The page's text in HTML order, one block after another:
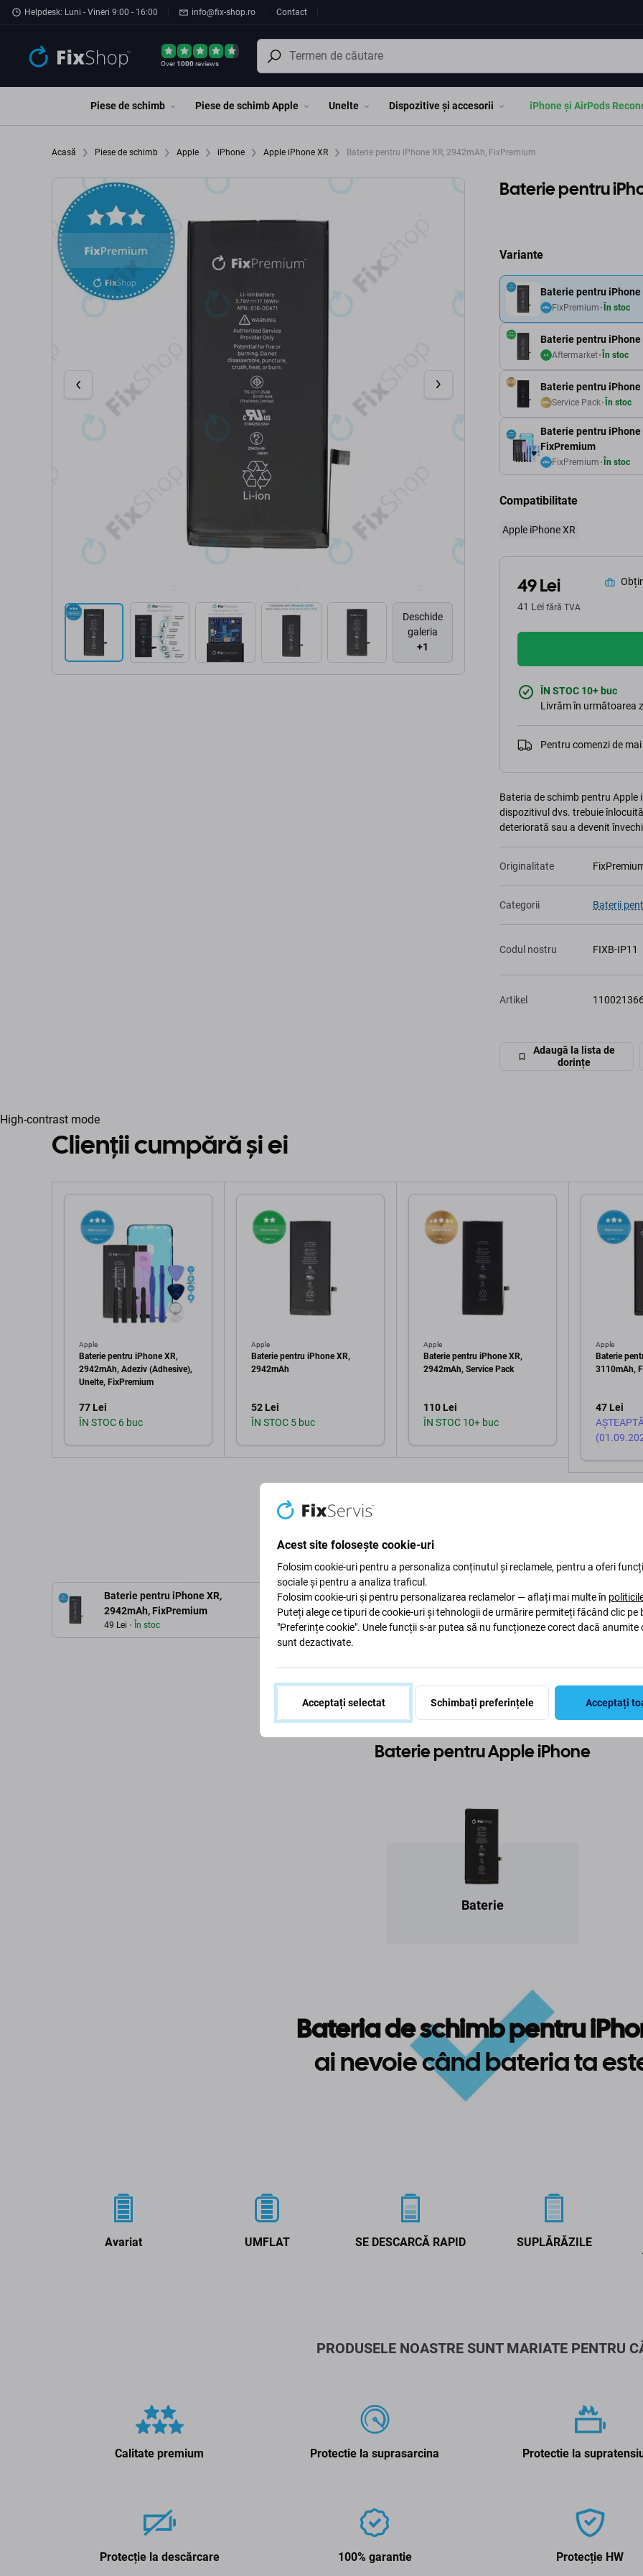
Preskočiť na hlavný obsah
Helpdesk: Luni - Vineri 9:00 - 16:00 info@fix-shop.ro Contact
Over1000reviews
Piese de schimb Piese de schimb Apple Unelte Dispozitive și accesorii iPhone și AirPods
Acasă Piese de schimb Apple iPhone Apple iPhone XR Baterie pentru iPhone XR, 2942mAh, FixPremium
Deschide
galeria
+1
Baterie pentru
Variante
Baterie pentru iPhone
Aftermarket În stoc
Baterie pentru iPhone
FixPremium În stoc
Baterie pentru iPhone
Service Pack În stoc
Baterie pentru iPhone
FixPremium
FixPremium În stoc
Compatibilitate
Apple iPhone XR
49 Lei
41 Lei fără TVA
ÎN STOC 10+ buc
Livrăm în următoarea
Pentru comenzi de
Bateria de schimb pentru Apple
dispozitivul dvs. trebuie
deteriorată sau a devenit
Originalitate
Categorii Baterii
Codul nostru FIXB-IP11
Artikel
Adaugă la lista de
dorințe
High-contrast mode
Clienții cumpără și ei
Apple
Baterie pentru iPhone XR,
2942mAh, Adeziv (Adhesive),
Unelte, FixPremium
77 Lei
ÎN STOC 6 buc
Apple
Baterie pentru iPhone XR,
2942mAh
52 Lei
ÎN STOC 5 buc
Apple
Baterie pentru iPhone XR,
2942mAh, Service Pack
110 Lei
ÎN STOC 10+ buc
Apple
Baterie
3110mAh,
47 Lei
Baterie pentru iPhone XR,
2942mAh, FixPremium
49 Lei În stoc
Descriere și specificații Calitate Livrare și retururi
Baterie pentru Apple iPhone
Baterie
Bateria de schimb pentru
ai nevoie când bateria ta
Avariat UMFLAT SE DESCARCĂ RAPID SUPLĂRĂZILE
PRODUSELE NOASTRE SUNT MARIATE PENTRU
Calitate premium Protectie la suprasarcina Protectie la
Protecție la descărcare 100% garantie Protecție HW
Acest site folosește cookie-uri
Folosim cookie-uri pentru a personaliza conținutul și reclamele, pentru a oferi
sociale și pentru a analiza traficul.
Folosim cookie-uri și pentru personalizarea reclamelor — aflați mai multe în
Puteți alege ce tipuri de cookie-uri și tehnologii de urmărire permiteți făcând clic pe
"Preferințe cookie". Unele funcții s-ar putea să nu funcționeze corect dacă anumite
sunt dezactivate.
Acceptați selectat Schimbați preferințele Acceptați